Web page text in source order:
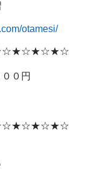
otamesi/
０円